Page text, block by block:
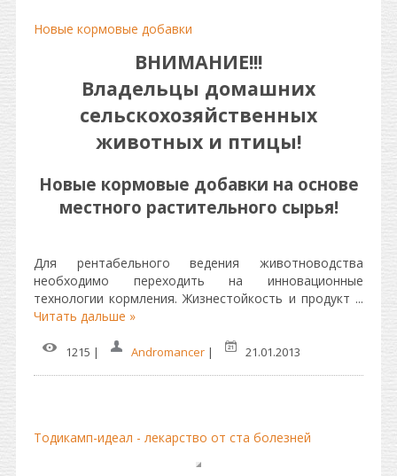
Новые кормовые добавки
ВНИМАНИЕ!!!
Владельцы домашних
сельскохозяйственных
животных и птицы!
Новые кормовые добавки на основе
местного растительного сырья!
Для рентабельного ведения животноводства
необходимо переходить на инновационные
технологии кормления. Жизнестойкость и продукт ...
Читать дальше »
1215 | Andromancer | 21.01.2013
Тодикамп-идеал - лекарство от ста болезней